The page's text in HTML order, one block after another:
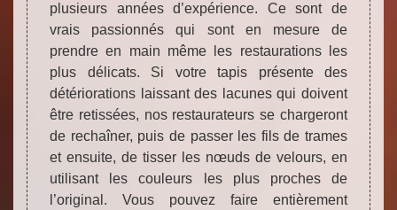
plusieurs années d’expérience. Ce sont de
vrais passionnés qui sont en mesure de
prendre en main même les restaurations les
plus délicats. Si votre tapis présente des
détériorations laissant des lacunes qui doivent
être retissées, nos restaurateurs se chargeront
de rechaîner, puis de passer les fils de trames
et ensuite, de tisser les nœuds de velours, en
utilisant les couleurs les plus proches de
l’original. Vous pouvez faire entièrement